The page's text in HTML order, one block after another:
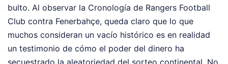
bulto. Al observar la Cronología de Rangers Football
Club contra Fenerbahçe, queda claro que lo que
muchos consideran un vacío histórico es en realidad
un testimonio de cómo el poder del dinero ha